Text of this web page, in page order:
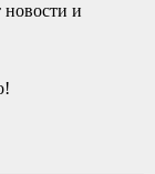
новости и